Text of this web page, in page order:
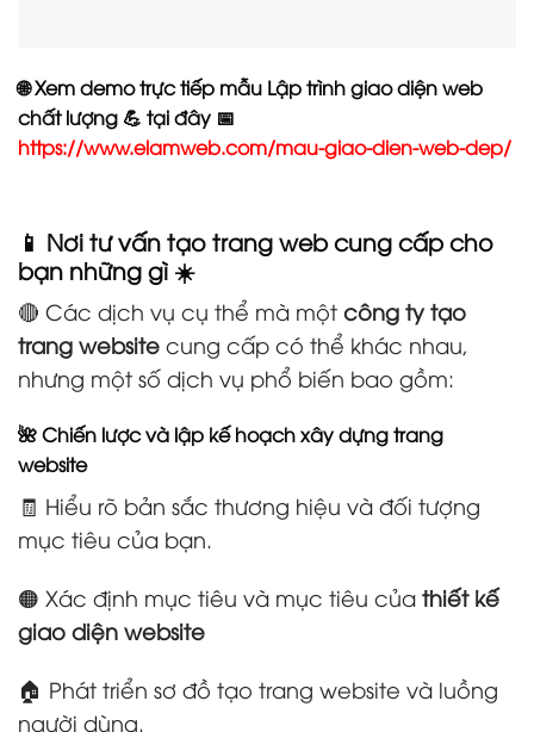
🌐 Xem demo trực tiếp mẫu Lập trình giao diện web
chất lượng 💪 tại đây 📅
https://www.elamweb.com/mau-giao-dien-web-dep/
📱 Nơi tư vấn tạo trang web cung cấp cho
bạn những gì ☀️
🔴 Các dịch vụ cụ thể mà một công ty tạo
trang website cung cấp có thể khác nhau,
nhưng một số dịch vụ phổ biến bao gồm:
🌺 Chiến lược và lập kế hoạch xây dựng trang
website
🧾 Hiểu rõ bản sắc thương hiệu và đối tượng
mục tiêu của bạn.
🟠 Xác định mục tiêu và mục tiêu của thiết kế
giao diện website
🏠 Phát triển sơ đồ tạo trang website và luồng
người dùng.